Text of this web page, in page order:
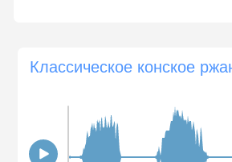
Классическое конское